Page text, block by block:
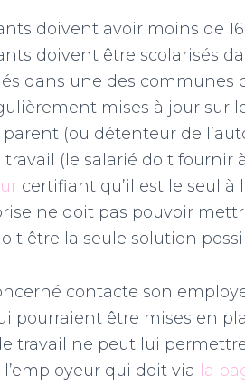
doivent avoir moins de
doivent être scolarisés
dans une des communes
mises à jour sur
parent (ou détenteur de
travail (le salarié doit fournir
certifiant qu’il est le seul à
ne doit pas pouvoir
être la seule solution
contacte son
pourraient être mises en
travail ne peut lui
l’employeur qui doit via la